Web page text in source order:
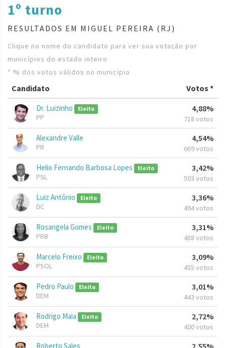
1º turno
RESULTADOS EM MIGUEL PEREIRA (RJ)
Clique no nome do candidato para ver sua votação por
municípios do estado inteiro
* % dos votos válidos no município
Candidato Votos *
Dr. Luizinho Eleito
PP
4,88%
718 votos
Alexandre Valle
PR
4,54%
669 votos
Helio Fernando Barbosa Lopes Eleito
PSL
3,42%
503 votos
Luiz Antônio Eleito
DC
3,36%
494 votos
Rosangela Gomes Eleito
PRB
3,31%
488 votos
Marcelo Freixo Eleito
PSOL
3,09%
455 votos
Pedro Paulo Eleito
DEM
3,01%
443 votos
Rodrigo Maia Eleito
DEM
2,72%
400 votos
Roberto Sales